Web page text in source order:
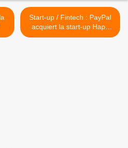
Start-up / Fintech : PayPal
acquiert la start-up Hapy
Returns >